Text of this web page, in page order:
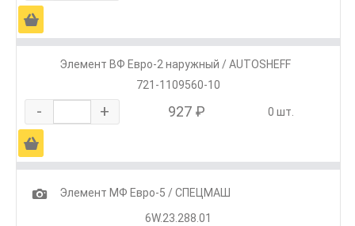
Ä
Элемент ВФ Евро-2 наружный / AUTOSHEFF
721-1109560-10
- + 927 ₽ 0 шт.
Ä
1
Элемент МФ Евро-5 / СПЕЦМАШ
6W.23.288.01